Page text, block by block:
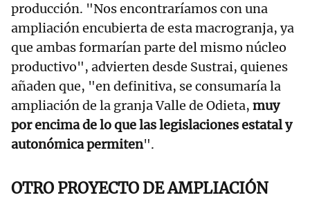
producción. "Nos encontraríamos con una
ampliación encubierta de esta macrogranja, ya
que ambas formarían parte del mismo núcleo
productivo", advierten desde Sustrai, quienes
añaden que, "en definitiva, se consumaría la
ampliación de la granja Valle de Odieta, muy
por encima de lo que las legislaciones estatal y
autonómica permiten".
OTRO PROYECTO DE AMPLIACIÓN